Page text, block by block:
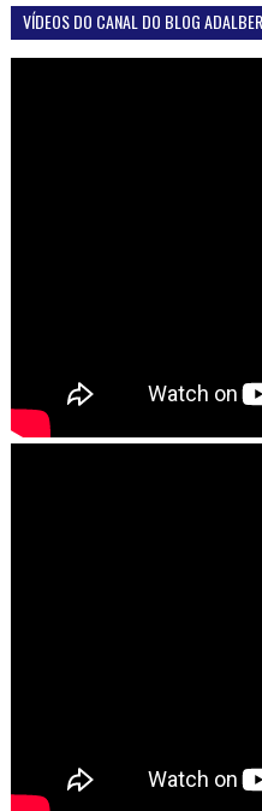
VÍDEOS DO CANAL DO BLOG